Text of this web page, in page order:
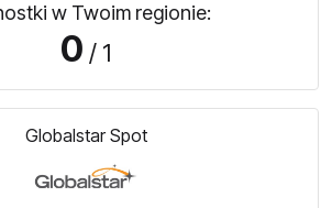
w Twoim regionie:
0 / 1
Globalstar Spot